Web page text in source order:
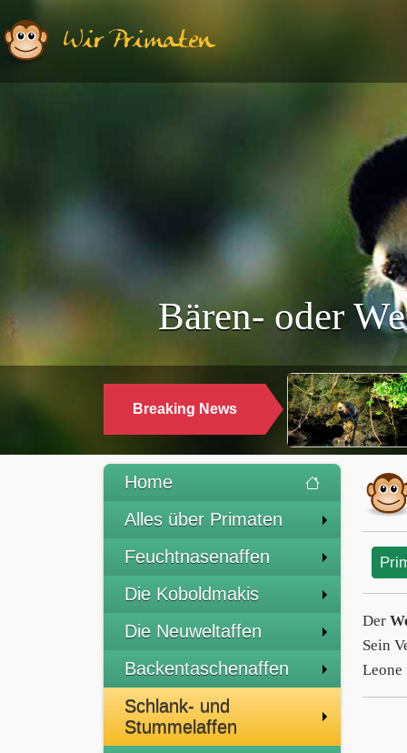
Wir Primaten
Bären- oder
Breaking News
Home
Alles über Primaten
Feuchtnasenaffen
Die Koboldmakis
Die Neuweltaffen
Backentaschenaffen
Schlank- und
Stummelaffen
Der
Sein
Leone